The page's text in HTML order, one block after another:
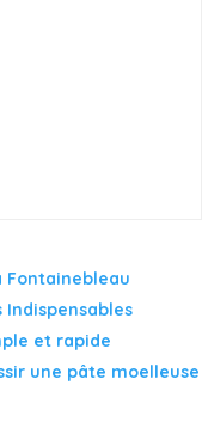
Fontainebleau
Indispensables
et rapide
une pâte moelleuse